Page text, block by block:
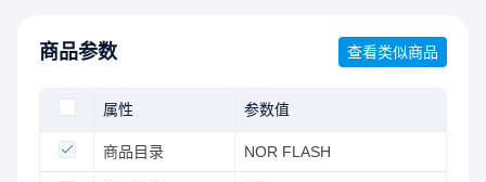
商品参数 查看类似商品
属性 参数值
商品目录 NOR FLASH